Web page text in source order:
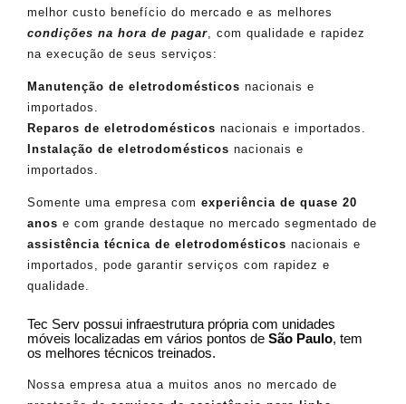
melhor custo benefício do mercado e as melhores
condições na hora de pagar, com qualidade e rapidez
na execução de seus serviços:
Manutenção de eletrodomésticos nacionais e
importados.
Reparos de eletrodomésticos nacionais e importados.
Instalação de eletrodomésticos nacionais e
importados.
Somente uma empresa com experiência de quase 20
anos e com grande destaque no mercado segmentado de
assistência técnica de eletrodomésticos nacionais e
importados, pode garantir serviços com rapidez e
qualidade.
Tec Serv possui infraestrutura própria com unidades
móveis localizadas em vários pontos de São Paulo, tem
os melhores técnicos treinados.
Nossa empresa atua a muitos anos no mercado de